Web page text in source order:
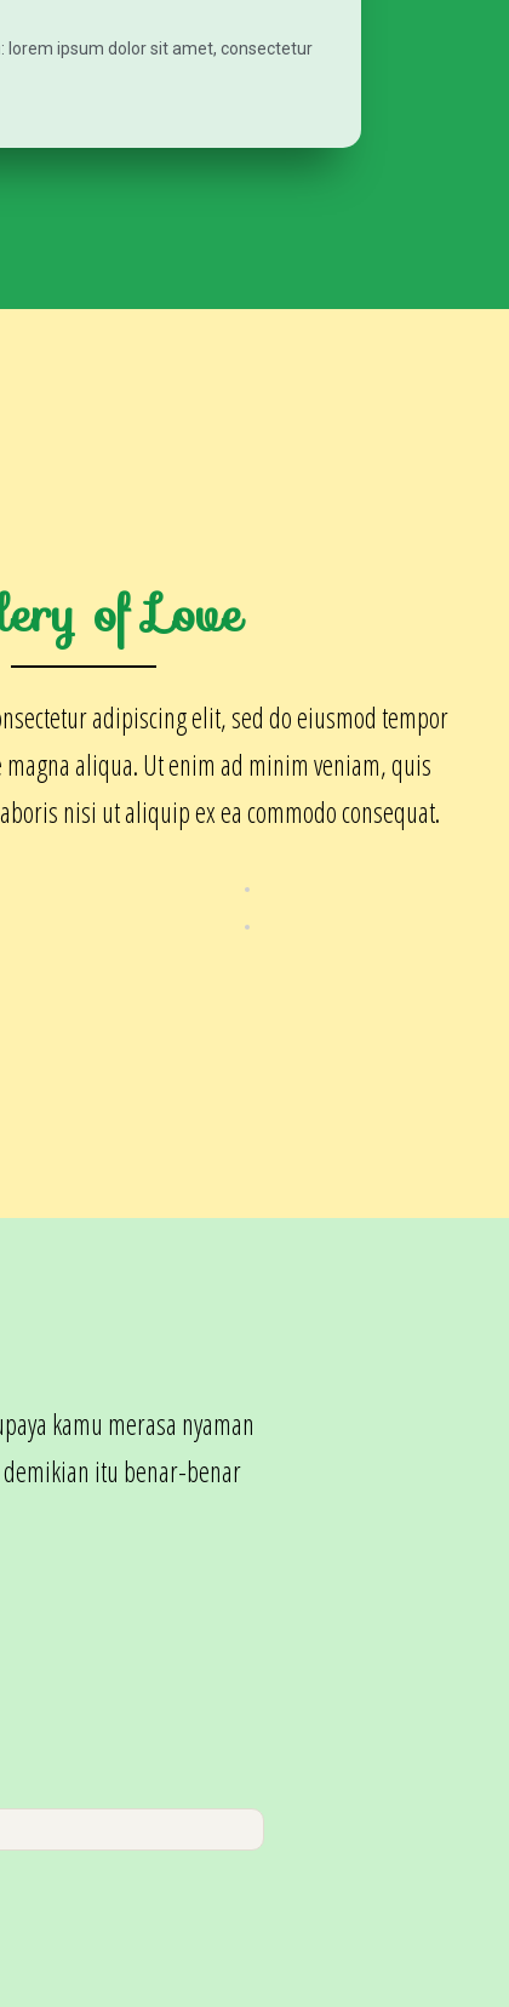
: lorem ipsum dolor sit amet, consectetur
of Love
adipiscing elit, sed do eiusmod tempor
aliqua. Ut enim ad minim veniam, quis
nisi ut aliquip ex ea commodo consequat.
kamu merasa nyaman
itu benar-benar